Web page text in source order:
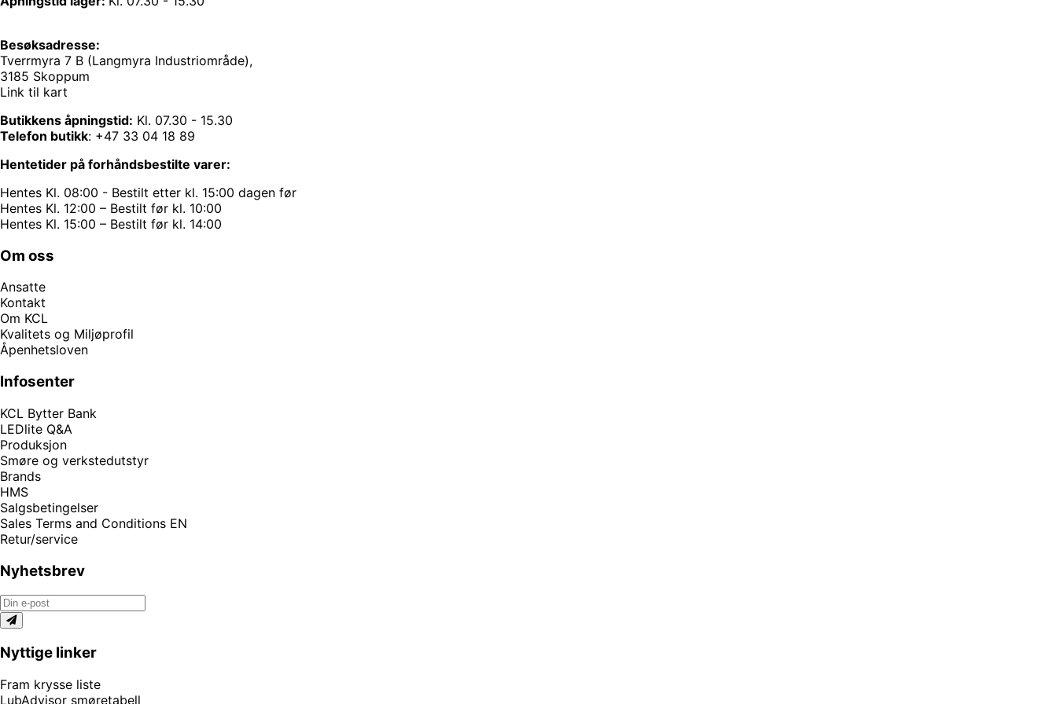
Besøksadresse:
Tverrmyra 7 B (Langmyra Industriområde),
3185 Skoppum
Link til kart
Butikkens åpningstid: Kl. 07.30 - 15.30
Telefon butikk: +47 33 04 18 89
Hentetider på forhåndsbestilte varer:
Hentes Kl. 08:00 - Bestilt etter kl. 15:00 dagen før
Hentes Kl. 12:00 – Bestilt før kl. 10:00
Hentes Kl. 15:00 – Bestilt før kl. 14:00
Om oss
Ansatte
Kontakt
Om KCL
Kvalitets og Miljøprofil
Åpenhetsloven
Infosenter
KCL Bytter Bank
LEDlite Q&A
Produksjon
Smøre og verkstedutstyr
Brands
HMS
Salgsbetingelser
Sales Terms and Conditions EN
Retur/service
Nyhetsbrev
Nyttige linker
Fram krysse liste
LubAdvisor smøretabell